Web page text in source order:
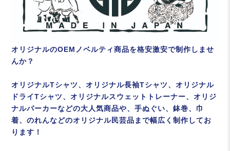
オリジナルのOEMノベルティ商品を格安激安で制作しませ
んか？
オリジナルTシャツ、オリジナル長袖Tシャツ、オリジナル
ドライTシャツ、オリジナルスウェットトレーナー、オリジ
ナルパーカーなどの大人気商品や、手ぬぐい、鉢巻、巾
着、のれんなどのオリジナル民芸品まで幅広く制作してお
ります！